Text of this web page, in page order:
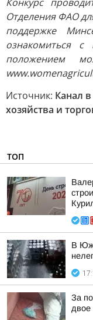
Отделения ФАО
поддержке
ознакомиться
положением
Источник: Канал
хозяйства и
ТОП
В
За
двое